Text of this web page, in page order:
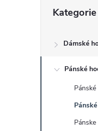
s
kategorie
Kategorie
Dámské
Pánské